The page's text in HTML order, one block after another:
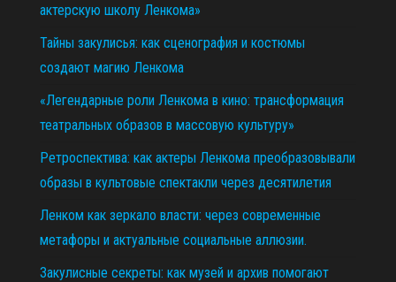
актерскую школу Ленкома»
Тайны закулисья: как сценография и костюмы
создают магию Ленкома
«Легендарные роли Ленкома в кино: трансформация
театральных образов в массовую культуру»
Ретроспектива: как актеры Ленкома преобразовывали
образы в культовые спектакли через десятилетия
Ленком как зеркало власти: через современные
метафоры и актуальные социальные аллюзии.
Закулисные секреты: как музей и архив помогают